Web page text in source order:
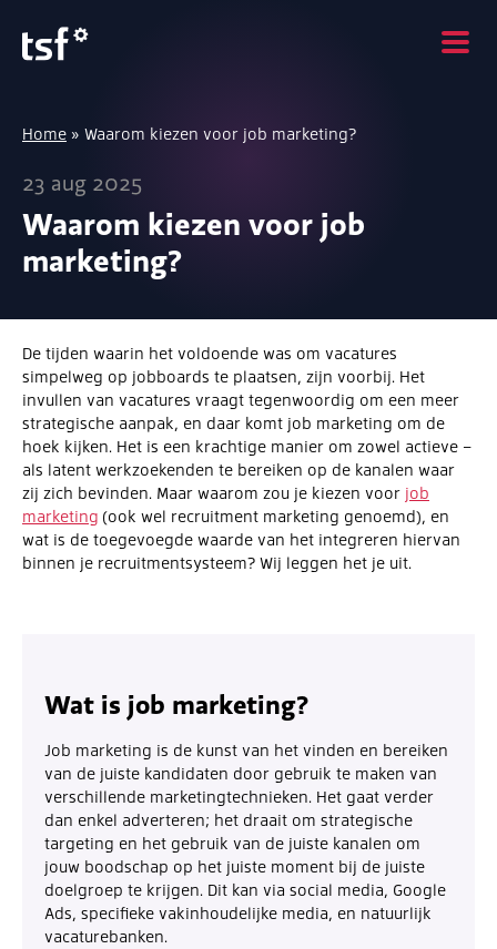
Home » Waarom kiezen voor job marketing?
23 aug 2025
Waarom kiezen voor job
marketing?
De tijden waarin het voldoende was om vacatures
simpelweg op jobboards te plaatsen, zijn voorbij. Het
invullen van vacatures vraagt tegenwoordig om een meer
strategische aanpak, en daar komt job marketing om de
hoek kijken. Het is een krachtige manier om zowel actieve –
als latent werkzoekenden te bereiken op de kanalen waar
zij zich bevinden. Maar waarom zou je kiezen voor job
marketing (ook wel recruitment marketing genoemd), en
wat is de toegevoegde waarde van het integreren hiervan
binnen je recruitmentsysteem? Wij leggen het je uit.
Wat is job marketing?
Job marketing is de kunst van het vinden en bereiken
van de juiste kandidaten door gebruik te maken van
verschillende marketingtechnieken. Het gaat verder
dan enkel adverteren; het draait om strategische
targeting en het gebruik van de juiste kanalen om
jouw boodschap op het juiste moment bij de juiste
doelgroep te krijgen. Dit kan via social media, Google
Ads, specifieke vakinhoudelijke media, en natuurlijk
vacaturebanken.